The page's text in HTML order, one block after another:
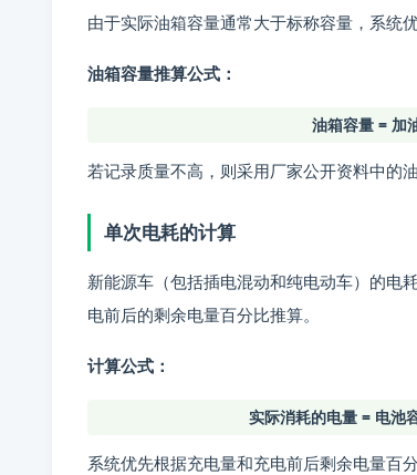
由于实际油箱容量通常大于标称容量，系统
油箱容量推算公式：
油箱容量 = 加
若记录质量不高，则采用厂家公开资料中的油
单次电耗的计算
新能源车（包括插电混动和纯电动车）的电
电前后的剩余电量百分比推算。
计算公式：
实际消耗的电量 = 电池
系统优先根据充电量和充电前后剩余电量百